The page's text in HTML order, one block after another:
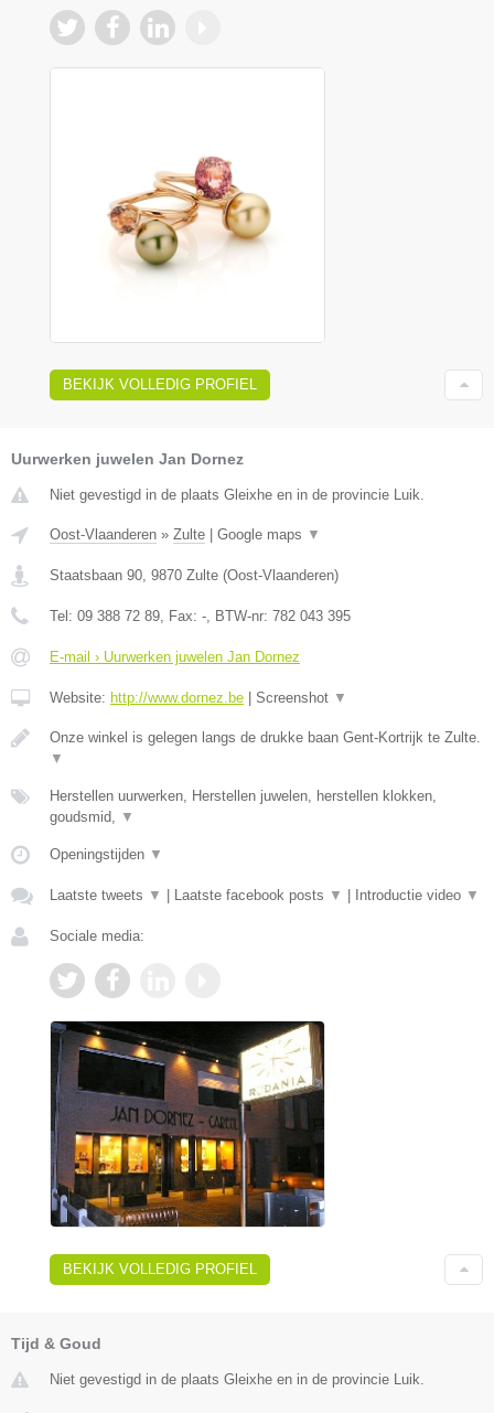
BEKIJK VOLLEDIG PROFIEL
Uurwerken juwelen Jan Dornez
Niet gevestigd in de plaats Gleixhe en in de provincie Luik.
Oost-Vlaanderen » Zulte Google maps ▼
Staatsbaan 90, 9870 Zulte (Oost-Vlaanderen)
Tel: 09 388 72 89, Fax: -, BTW-nr: 782 043 395
E-mail › Uurwerken juwelen Jan Dornez
Website: http://www.dornez.be Screenshot ▼
Onze winkel is gelegen langs de drukke baan Gent-Kortrijk te Zulte.
▼
Herstellen uurwerken, Herstellen juwelen, herstellen klokken,
goudsmid, ▼
Openingstijden ▼
Laatste tweets ▼ Laatste facebook posts ▼ Introductie video ▼
Sociale media:
BEKIJK VOLLEDIG PROFIEL
Tijd & Goud
Niet gevestigd in de plaats Gleixhe en in de provincie Luik.